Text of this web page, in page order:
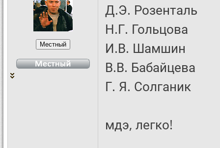
Д.Э. Розенталь
Н.Г. Гольцова
И.В. Шамшин
В.В. Бабайцева
Г. Я. Солганик
мдэ, легко!